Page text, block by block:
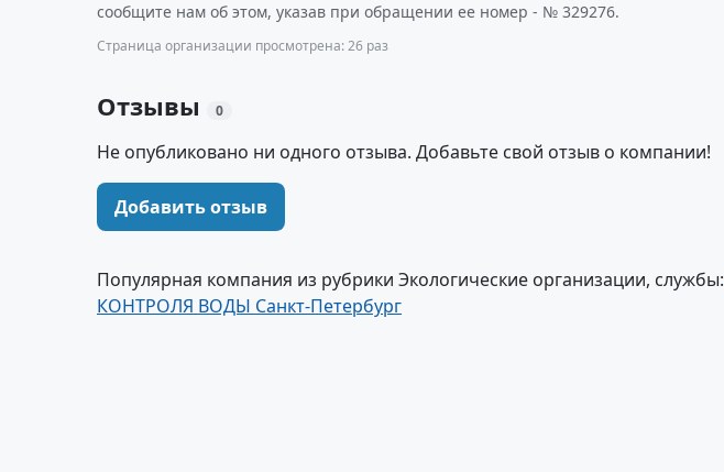
сообщите нам об этом, указав при обращении ее номер - № 329276.
Страница организации просмотрена: 26 раз
Отзывы 0
Не опубликовано ни одного отзыва. Добавьте свой отзыв о компании!
Добавить отзыв
Популярная компания из рубрики Экологические организации, службы:
КОНТРОЛЯ ВОДЫ Санкт-Петербург